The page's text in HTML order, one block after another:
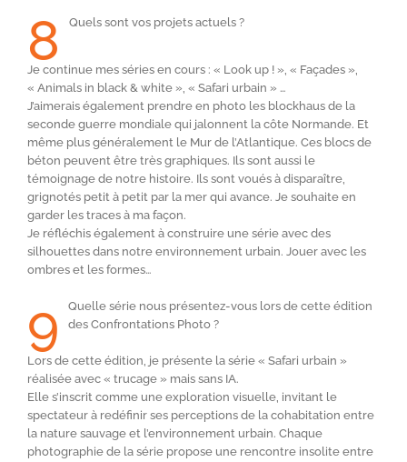
8 Quels sont vos projets actuels ?
Je continue mes séries en cours : « Look up ! », « Façades »,
« Animals in black & white », « Safari urbain » …
J’aimerais également prendre en photo les blockhaus de la
seconde guerre mondiale qui jalonnent la côte Normande. Et
même plus généralement le Mur de l’Atlantique. Ces blocs de
béton peuvent être très graphiques. Ils sont aussi le
témoignage de notre histoire. Ils sont voués à disparaître,
grignotés petit à petit par la mer qui avance. Je souhaite en
garder les traces à ma façon.
Je réfléchis également à construire une série avec des
silhouettes dans notre environnement urbain. Jouer avec les
ombres et les formes…
9
Quelle série nous présentez-vous lors de cette édition
des Confrontations Photo ?
Lors de cette édition, je présente la série « Safari urbain »
réalisée avec « trucage » mais sans IA.
Elle s’inscrit comme une exploration visuelle, invitant le
spectateur à redéfinir ses perceptions de la cohabitation entre
la nature sauvage et l’environnement urbain. Chaque
photographie de la série propose une rencontre insolite entre